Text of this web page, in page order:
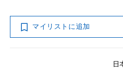
マイリストに追加
日